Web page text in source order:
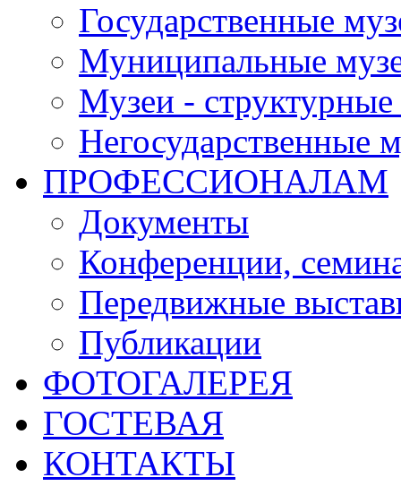
Государственные
Муниципальные
Музеи - структурные
Негосударственные
ПРОФЕССИОНАЛАМ
Документы
Конференции,
Передвижные
Публикации
ФОТОГАЛЕРЕЯ
ГОСТЕВАЯ
КОНТАКТЫ